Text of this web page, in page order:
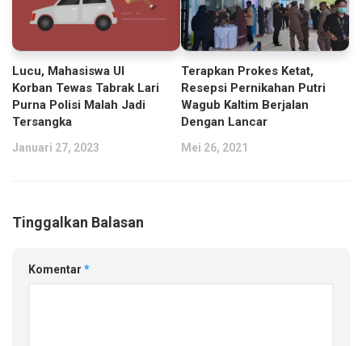
Lucu, Mahasiswa UI
Korban Tewas Tabrak Lari
Purna Polisi Malah Jadi
Tersangka
Januari 27, 2023
Terapkan Prokes Ketat,
Resepsi Pernikahan Putri
Wagub Kaltim Berjalan
Dengan Lancar
Mei 26, 2021
Tinggalkan Balasan
Komentar *